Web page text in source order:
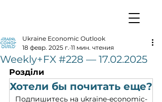
Weekly+FX #228 — 17.02.2025
Ukraine Economic Outlook
18 февр. 2025 г. 11 мин. чтения
Розділи
Хотели бы почитать еще?
Подпишитесь на ukraine-economic-